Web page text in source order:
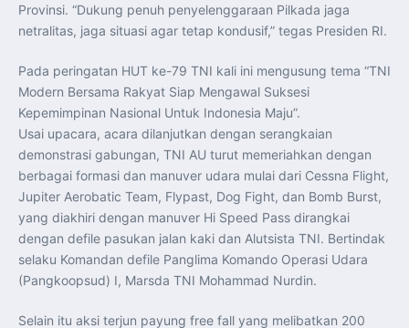
Provinsi. “Dukung penuh penyelenggaraan Pilkada jaga
netralitas, jaga situasi agar tetap kondusif,” tegas Presiden RI.
Pada peringatan HUT ke-79 TNI kali ini mengusung tema “TNI
Modern Bersama Rakyat Siap Mengawal Suksesi
Kepemimpinan Nasional Untuk Indonesia Maju”.
Usai upacara, acara dilanjutkan dengan serangkaian
demonstrasi gabungan, TNI AU turut memeriahkan dengan
berbagai formasi dan manuver udara mulai dari Cessna Flight,
Jupiter Aerobatic Team, Flypast, Dog Fight, dan Bomb Burst,
yang diakhiri dengan manuver Hi Speed Pass dirangkai
dengan defile pasukan jalan kaki dan Alutsista TNI. Bertindak
selaku Komandan defile Panglima Komando Operasi Udara
(Pangkoopsud) I, Marsda TNI Mohammad Nurdin.
Selain itu aksi terjun payung free fall yang melibatkan 200